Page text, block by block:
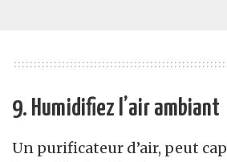
9. Humidifiez l’air ambiant
Un purificateur d’air, peut